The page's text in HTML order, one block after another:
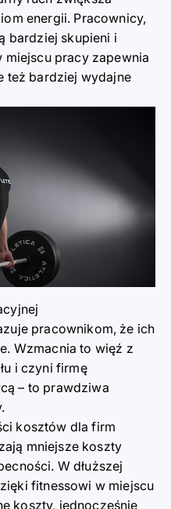
energii. Pracownicy,
bardziej skupieni i
miejscu pracy zapewnia
też bardziej wydajne
pracownikom, że ich
Wzmacnia to więź z
i czyni firmę
– to prawdziwa
kosztów dla firm
mniejsze koszty
W dłuższej
fitnessowi w miejscu
koszty, jednocześnie